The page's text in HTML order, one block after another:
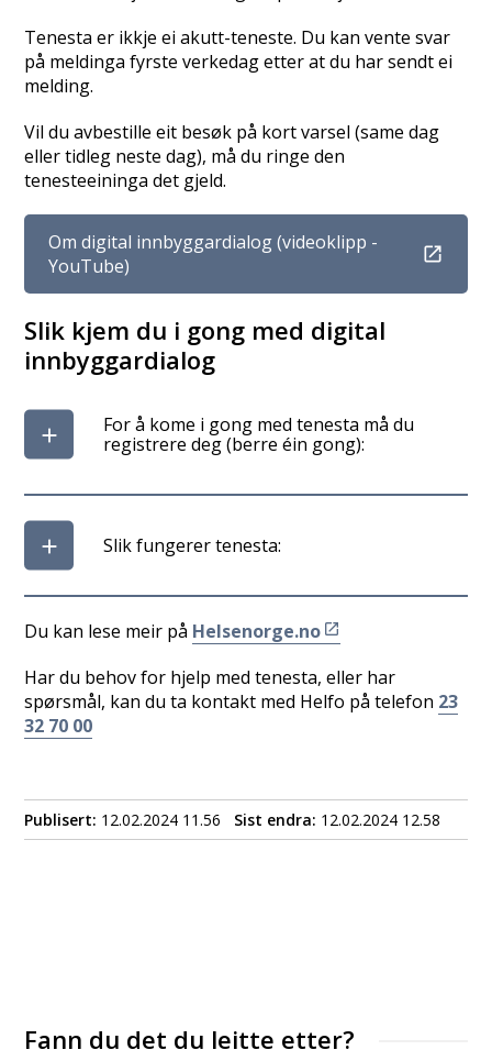
Tenesta er ikkje ei akutt-teneste. Du kan vente svar
på meldinga fyrste verkedag etter at du har sendt ei
melding.
Vil du avbestille eit besøk på kort varsel (same dag
eller tidleg neste dag), må du ringe den
tenesteeininga det gjeld.
Om digital innbyggardialog (videoklipp -
YouTube)
Slik kjem du i gong med digital
innbyggardialog
For å kome i gong med tenesta må du
registrere deg (berre éin gong):
Slik fungerer tenesta:
Du kan lese meir på Helsenorge.no
Har du behov for hjelp med tenesta, eller har
spørsmål, kan du ta kontakt med Helfo på telefon 23
32 70 00
Publisert 12.02.2024 11.56 Sist endra 12.02.2024 12.58
Fann du det du leitte etter?